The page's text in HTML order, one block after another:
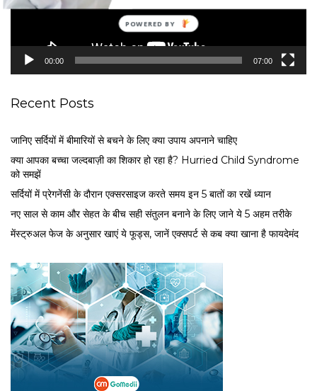
l
00:00 07:00
Recent Posts
जानिए सर्दियों में बीमारियों से बचने के लिए क्या उपाय अपनाने चाहिए
क्या आपका बच्चा जल्दबाज़ी का शिकार हो रहा है? Hurried Child Syndrome
को समझें
सर्द‍ियों में प्रेगनेंसी के दौरान एक्सरसाइज करते समय इन 5 बातों का रखें ध्यान
नए साल से काम और सेहत के बीच सही संतुलन बनाने के लिए जाने ये 5 अहम तरीके
मेंस्ट्रुअल फेज के अनुसार खाएं ये फूड्स, जानें एक्सपर्ट से कब क्या खाना है फायदेमंद
POWERED
BY